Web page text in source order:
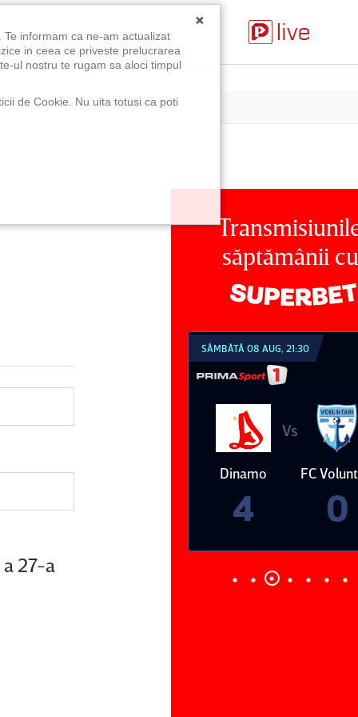
a 27-a
săptămânii cu
Dinamo
4
Vs
DUMINICĂ 09 AUG, 18:30
Petrolul
Vs
Oţelul
×
informam ca ne-am actualizat
in ceea ce priveste prelucrarea
ul nostru te rugam sa aloci timpul
de Cookie. Nu uita totusi ca poti